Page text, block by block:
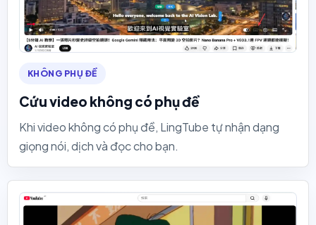
KHÔNG PHỤ ĐỀ
Cứu video không có phụ đề
Khi video không có phụ đề, LingTube tự nhận dạng
giọng nói, dịch và đọc cho bạn.